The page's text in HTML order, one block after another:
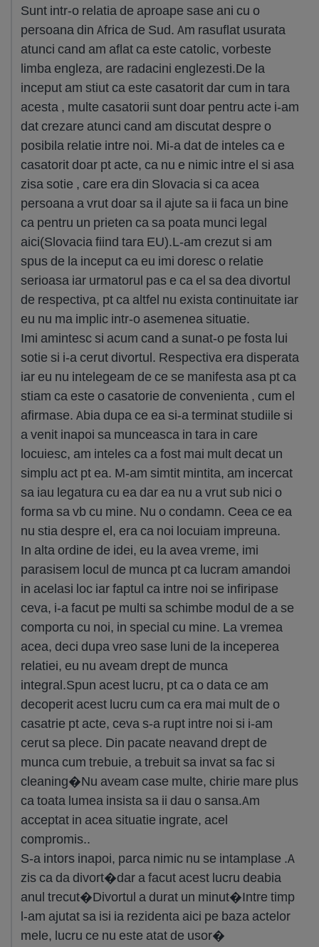
Sunt intr-o relatia de aproape sase ani cu o
persoana din Africa de Sud. Am rasuflat usurata
atunci cand am aflat ca este catolic, vorbeste
limba engleza, are radacini englezesti.De la
inceput am stiut ca este casatorit dar cum in tara
acesta , multe casatorii sunt doar pentru acte i-am
dat crezare atunci cand am discutat despre o
posibila relatie intre noi. Mi-a dat de inteles ca e
casatorit doar pt acte, ca nu e nimic intre el si asa
zisa sotie , care era din Slovacia si ca acea
persoana a vrut doar sa il ajute sa ii faca un bine
ca pentru un prieten ca sa poata munci legal
aici(Slovacia fiind tara EU).L-am crezut si am
spus de la inceput ca eu imi doresc o relatie
serioasa iar urmatorul pas e ca el sa dea divortul
de respectiva, pt ca altfel nu exista continuitate iar
eu nu ma implic intr-o asemenea situatie.
Imi amintesc si acum cand a sunat-o pe fosta lui
sotie si i-a cerut divortul. Respectiva era disperata
iar eu nu intelegeam de ce se manifesta asa pt ca
stiam ca este o casatorie de convenienta , cum el
afirmase. Abia dupa ce ea si-a terminat studiile si
a venit inapoi sa munceasca in tara in care
locuiesc, am inteles ca a fost mai mult decat un
simplu act pt ea. M-am simtit mintita, am incercat
sa iau legatura cu ea dar ea nu a vrut sub nici o
forma sa vb cu mine. Nu o condamn. Ceea ce ea
nu stia despre el, era ca noi locuiam impreuna.
In alta ordine de idei, eu la avea vreme, imi
parasisem locul de munca pt ca lucram amandoi
in acelasi loc iar faptul ca intre noi se infiripase
ceva, i-a facut pe multi sa schimbe modul de a se
comporta cu noi, in special cu mine. La vremea
acea, deci dupa vreo sase luni de la inceperea
relatiei, eu nu aveam drept de munca
integral.Spun acest lucru, pt ca o data ce am
decoperit acest lucru cum ca era mai mult de o
casatrie pt acte, ceva s-a rupt intre noi si i-am
cerut sa plece. Din pacate neavand drept de
munca cum trebuie, a trebuit sa invat sa fac si
cleaning�Nu aveam case multe, chirie mare plus
ca toata lumea insista sa ii dau o sansa.Am
acceptat in acea situatie ingrate, acel
compromis..
S-a intors inapoi, parca nimic nu se intamplase .A
zis ca da divort�dar a facut acest lucru deabia
anul trecut�Divortul a durat un minut�Intre timp
l-am ajutat sa isi ia rezidenta aici pe baza actelor
mele, lucru ce nu este atat de usor�